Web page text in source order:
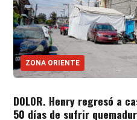
ZONA ORIENTE
DOLOR. Henry regresó a
50 días de sufrir